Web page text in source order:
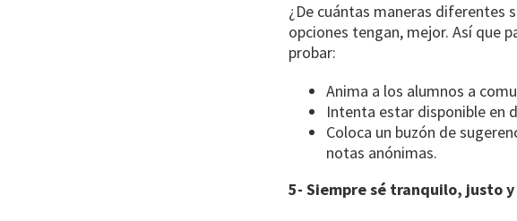
¿De cuántas maneras diferentes
opciones tengan, mejor. Así que
probar:
Anima a los alumnos a
Intenta estar disponible en
Coloca un buzón de
notas anónimas.
5- Siempre sé tranquilo, justo